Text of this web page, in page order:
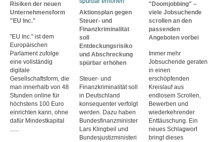
Risiken der neuen
Unternehmensform
"EU Inc."
"EU Inc." ist dem
Europäischen
Parlament zufolge
eine vollständig
digitale
Gesellschaftsform, die
man innerhalb von 48
Stunden online für
höchstens 100 Euro
einrichten kann, ohne
dafür Mindestkapital
......
Aktionsplan gegen
Steuer- und
Finanzkriminalität
soll
Entdeckungsrisiko
und Abschreckung
spürbar erhöhen
Steuer- und
Finanzkriminalität soll
in Deutschland
konsequenter verfolgt
werden. Dazu haben
Bundesfinanzminister
Lars Klingbeil und
Bundesjustizministeri
"Doomjobbing" –
viele Jobsuchende
scrollen an den
passenden
Angeboten vorbei
Immer mehr
Jobsuchende geraten
in einen
erschöpfenden
Kreislauf aus
endlosem Scrollen,
Bewerben und
wiederkehrender
Enttäuschung. Ein
neues Schlagwort
bringt dieses